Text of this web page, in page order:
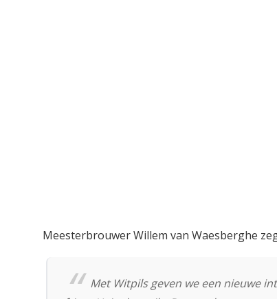
Meesterbrouwer Willem van Waesberghe
Met Witpils geven we een nieuwe